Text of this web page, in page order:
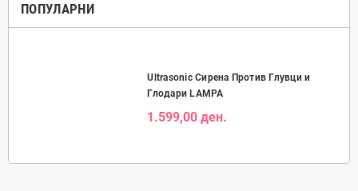
ПОПУЛАРНИ
Ultrasonic Сирена Против Глувци и
Глодари LAMPA
1.599,00 ден.